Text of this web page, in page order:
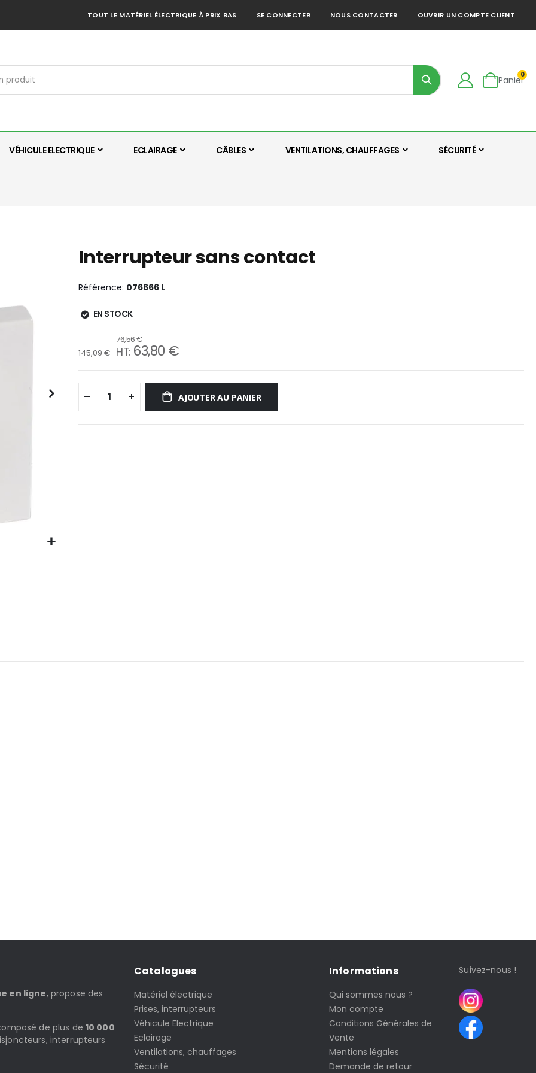
TOUT LE MATÉRIEL ÉLECTRIQUE À PRIX BAS SE CONNECTER NOUS CONTACTER OUVRIR UN COMPTE CLIENT
Panier
0
VÉHICULE ELECTRIQUE ECLAIRAGE CÂBLES VENTILATIONS, CHAUFFAGES SÉCURITÉ
Interrupteur sans contact
Référence 076666 L
EN STOCK
145,09 €
76,56 €
63,80 €
AJOUTER AU PANIER
en ligne, propose des
de plus de 10 000
interrupteurs
Catalogues
Matériel électrique
Prises, interrupteurs
Véhicule Electrique
Eclairage
Ventilations, chauffages
Sécurité
Informations
Qui sommes nous ?
Mon compte
Conditions Générales de
Vente
Mentions légales
Demande de retour
Suivez-nous !